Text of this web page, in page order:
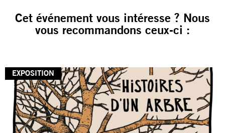
Cet événement vous intéresse ? Nous
vous recommandons ceux-ci :
EXPOSITION